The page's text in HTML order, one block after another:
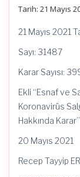
Tarih: 21 Mayıs
21 Mayıs 2021
Sayı: 31487
Karar Sayısı:
Ekli “Esnaf ve
Koronavirüs
Hakkında
20 Mayıs 2021
Recep Tayyip